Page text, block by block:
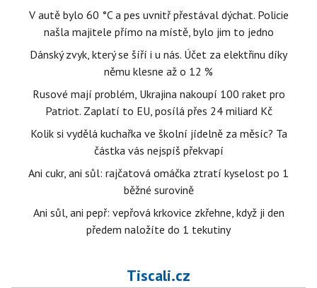
V autě bylo 60 °C a pes uvnitř přestával dýchat. Policie
našla majitele přímo na místě, bylo jim to jedno
Dánský zvyk, který se šíří i u nás. Účet za elektřinu díky
němu klesne až o 12 %
Rusové mají problém, Ukrajina nakoupí 100 raket pro
Patriot. Zaplatí to EU, posílá přes 24 miliard Kč
Kolik si vydělá kuchařka ve školní jídelně za měsíc? Ta
částka vás nejspíš překvapí
Ani cukr, ani sůl: rajčatová omáčka ztratí kyselost po 1
běžné surovině
Ani sůl, ani pepř: vepřová krkovice zkřehne, když ji den
předem naložíte do 1 tekutiny
Tiscali.cz